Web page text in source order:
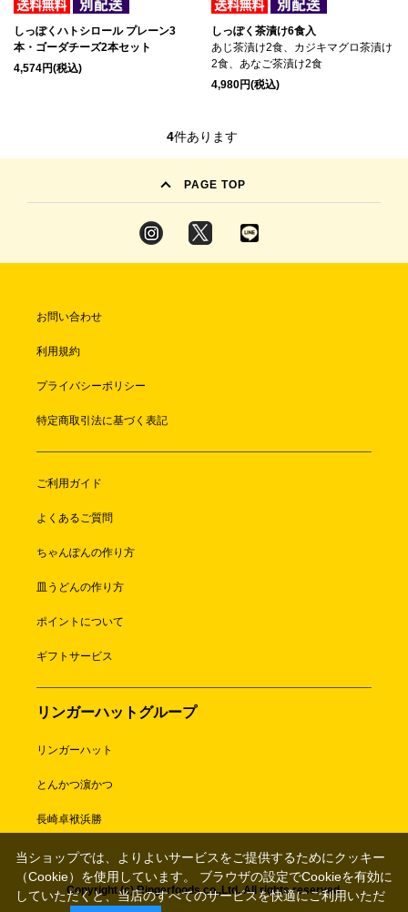
しっぽくハトシロール プレーン3
本・ゴーダチーズ2本セット
4,574円(税込)
しっぽく茶漬け6食入
あじ茶漬け2食、カジキマグロ茶漬け
2食、あなご茶漬け2食
4,980円(税込)
4件あります
PAGE TOP
お問い合わせ
利用規約
プライバシーポリシー
特定商取引法に基づく表記
ご利用ガイド
よくあるご質問
ちゃんぽんの作り方
皿うどんの作り方
ポイントについて
ギフトサービス
リンガーハットグループ
リンガーハット
とんかつ濵かつ
長崎卓袱浜勝
Copyright (c) Ringerfoods co.,Ltd. All rights reserved.
当ショップでは、よりよいサービスをご提供するためにクッキー
（Cookie）を使用しています。 ブラウザの設定でCookieを有効に
していただくと、当店のすべてのサービスを快適にご利用いただ